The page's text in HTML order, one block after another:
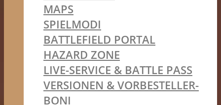
MAPS
SPIELMODI
BATTLEFIELD PORTAL
HAZARD ZONE
LIVE-SERVICE & BATTLE PASS
VERSIONEN & VORBESTELLER-
BONI